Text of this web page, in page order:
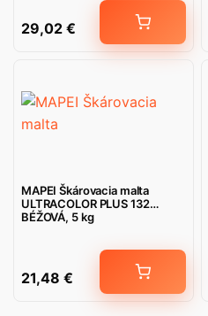
29,02 €
MAPEI Škárovacia malta
ULTRACOLOR PLUS 132
BÉŽOVÁ, 5 kg
21,48 €